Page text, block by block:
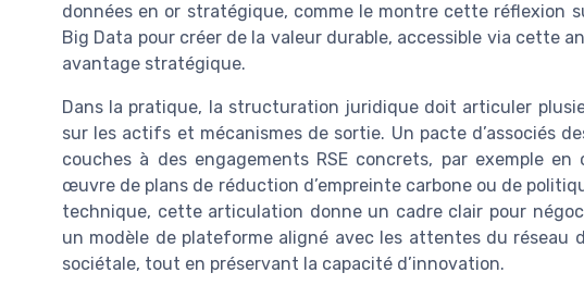
données en or stratégique, comme le montre cette réflexion
Big Data pour créer de la valeur durable, accessible via cette
avantage stratégique.
Dans la pratique, la structuration juridique doit articuler
sur les actifs et mécanismes de sortie. Un pacte d’associés
couches à des engagements RSE concrets, par exemple
œuvre de plans de réduction d’empreinte carbone ou de
technique, cette articulation donne un cadre clair pour
un modèle de plateforme aligné avec les attentes du réseau
sociétale, tout en préservant la capacité d’innovation.